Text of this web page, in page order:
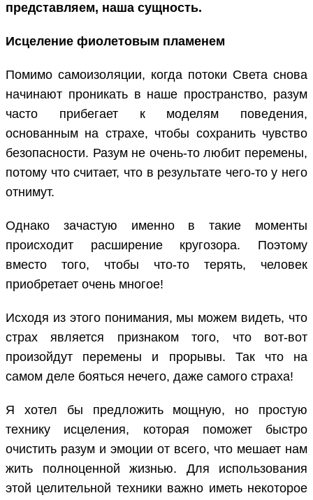
представляем, наша сущность.
Исцеление фиолетовым пламенем
Помимо самоизоляции, когда потоки Света снова
начинают проникать в наше пространство, разум
часто прибегает к моделям поведения,
основанным на страхе, чтобы сохранить чувство
безопасности. Разум не очень-то любит перемены,
потому что считает, что в результате чего-то у него
отнимут.
Однако зачастую именно в такие моменты
происходит расширение кругозора. Поэтому
вместо того, чтобы что-то терять, человек
приобретает очень многое!
Исходя из этого понимания, мы можем видеть, что
страх является признаком того, что вот-вот
произойдут перемены и прорывы. Так что на
самом деле бояться нечего, даже самого страха!
Я хотел бы предложить мощную, но простую
технику исцеления, которая поможет быстро
очистить разум и эмоции от всего, что мешает нам
жить полноценной жизнью. Для использования
этой целительной техники важно иметь некоторое